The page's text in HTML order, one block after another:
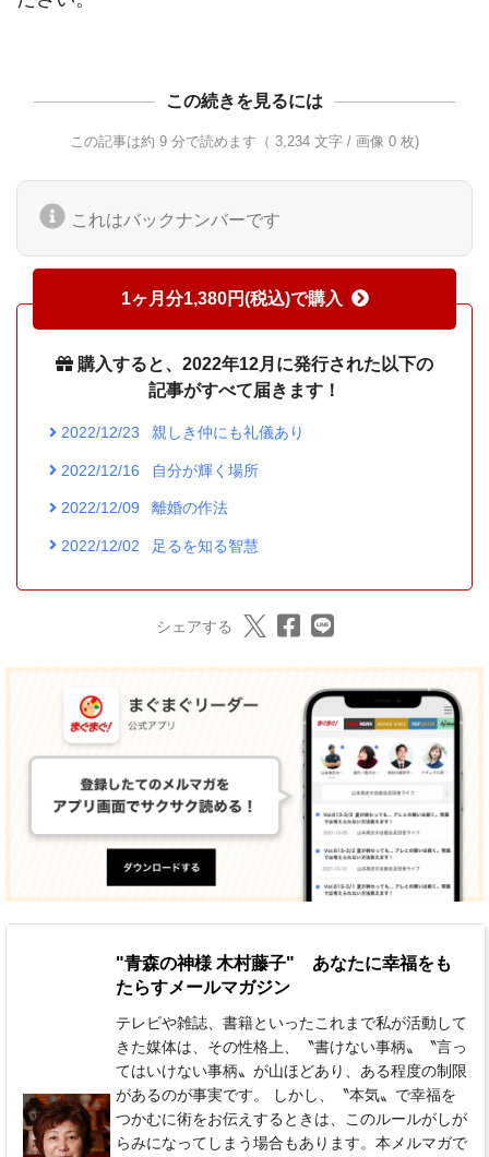
この続きを見るには
この記事は約 9 分で読めます（ 3,234 文字 / 画像 0 枚)
これはバックナンバーです
1ヶ月分1,380円(税込)で購入
購入すると、2022年12月に発行された以下の
記事がすべて届きます！
2022/12/23 親しき仲にも礼儀あり
2022/12/16 自分が輝く場所
2022/12/09 離婚の作法
2022/12/02 足るを知る智慧
シェアする
"青森の神様 木村藤子" あなたに幸福をも
たらすメールマガジン
テレビや雑誌、書籍といったこれまで私が活動して
きた媒体は、その性格上、〝書けない事柄〟〝言っ
てはいけない事柄〟が山ほどあり、ある程度の制限
があるのが事実です。 しかし、〝本気〟で幸福を
つかむに術をお伝えするときは、このルールがしが
らみになってしまう場合もあります。本メルマガで